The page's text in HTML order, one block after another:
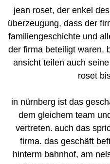
jean roset, der enkel
überzeugung, dass der
familiengeschichte und
der firma beteiligt waren,
ansicht teilen auch
roset
in nürnberg ist das
dem gleichem team
vertreten. auch das
firma. das geschäft
hinterm bahnhof, am